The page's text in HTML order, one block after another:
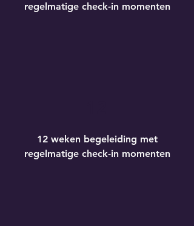
regelmatige check-in momenten
12 weken begeleiding met
regelmatige check-in momenten